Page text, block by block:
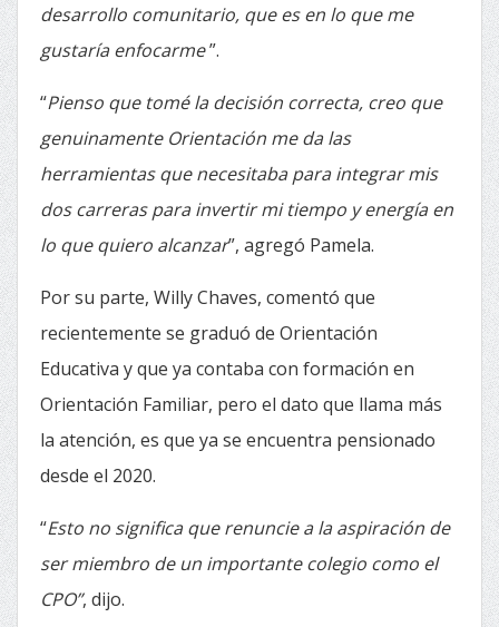
desarrollo comunitario, que es en lo que me
gustaría enfocarme”.
“Pienso que tomé la decisión correcta, creo que
genuinamente Orientación me da las
herramientas que necesitaba para integrar mis
dos carreras para invertir mi tiempo y energía en
lo que quiero alcanzar”, agregó Pamela.
Por su parte, Willy Chaves, comentó que
recientemente se graduó de Orientación
Educativa y que ya contaba con formación en
Orientación Familiar, pero el dato que llama más
la atención, es que ya se encuentra pensionado
desde el 2020.
“Esto no significa que renuncie a la aspiración de
ser miembro de un importante colegio como el
CPO”, dijo.